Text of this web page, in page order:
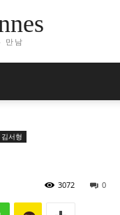
만남
서형
0
3072